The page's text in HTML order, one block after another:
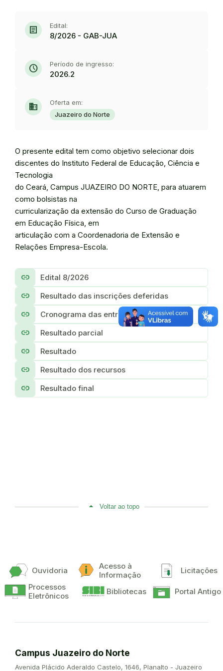
article Edital:
8/2026 - GAB-JUA
schedule Período de ingresso:
2026.2
domain
Oferta em:
Juazeiro do Norte
O presente edital tem como objetivo selecionar dois
discentes do Instituto Federal de Educação, Ciência e
Tecnologia
do Ceará, Campus JUAZEIRO DO NORTE, para atuarem
como bolsistas na
curricularização da extensão do Curso de Graduação
em Educação Física, em
articulação com a Coordenadoria de Extensão e
Relações Empresa-Escola.
link Edital 8/2026
link Resultado das inscrições deferidas
link Cronograma das entrevistas
link Resultado parcial
link Resultado
link Resultado dos recursos
link Resultado final
Voltar ao topo
Ouvidoria
Acesso à
Informação
Licitações
Processos
Eletrônicos
Bibliotecas Portal Antigo
Campus Juazeiro do Norte
Endereço:
Avenida Plácido Aderaldo Castelo, 1646, Planalto - Juazeiro